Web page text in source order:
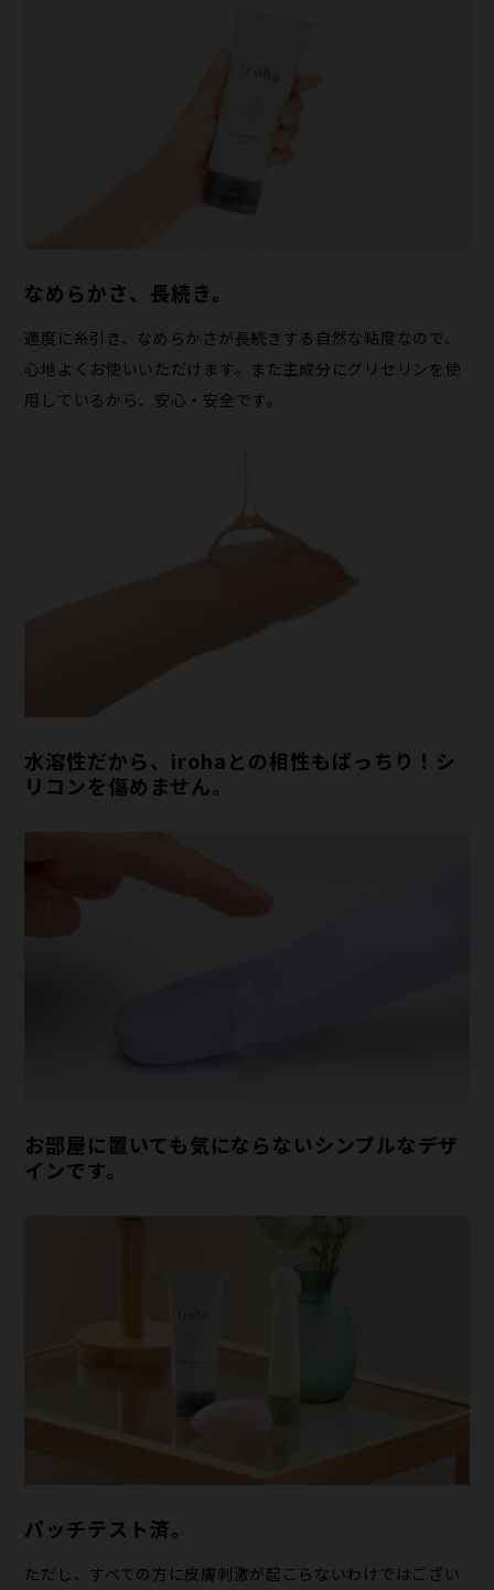
なめらかさ、長続き。
適度に糸引き、なめらかさが長続きする自然な粘度なので、
心地よくお使いいただけます。また主成分にグリセリンを使
用しているから、安心・安全です。
水溶性だから、irohaとの相性もばっちり！シ
リコンを傷めません。
お部屋に置いても気にならないシンプルなデザ
インです。
パッチテスト済。
ただし、すべての方に皮膚刺激が起こらないわけではござい